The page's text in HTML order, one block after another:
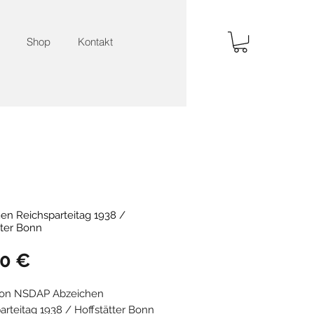
Shop Kontakt
Reichsparteitag 1938 /
Bonn
€
NSDAP Abzeichen
1938 / Hoffstätter Bonn